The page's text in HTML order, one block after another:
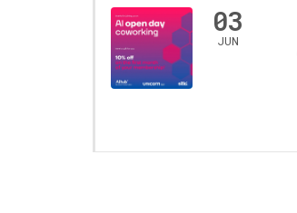
03
JUN